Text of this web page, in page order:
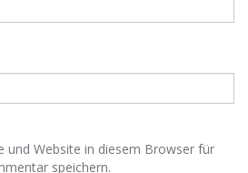
und Website in diesem Browser für
speichern.